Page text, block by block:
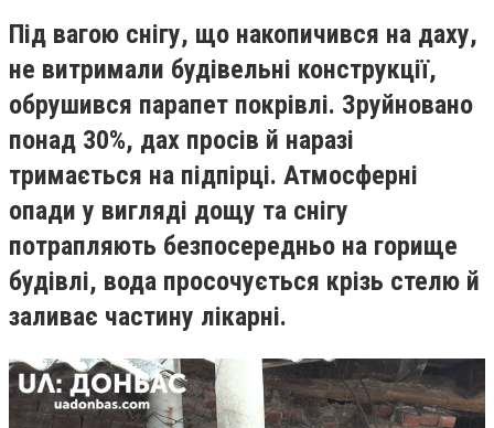
Під вагою снігу, що накопичився на даху,
не витримали будівельні конструкції,
обрушився парапет покрівлі. Зруйновано
понад 30%, дах просів й наразі
тримається на підпірці. Атмосферні
опади у вигляді дощу та снігу
потрапляють безпосередньо на горище
будівлі, вода просочується крізь стелю й
заливає частину лікарні.